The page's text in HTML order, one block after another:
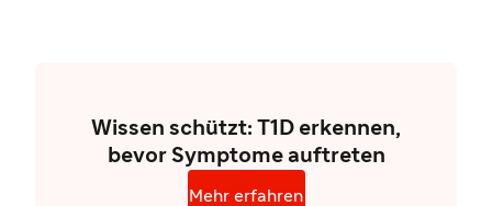
Wissen schützt: T1D erkennen,
bevor Symptome auftreten
Mehr erfahren